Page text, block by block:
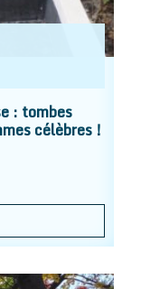
: tombes
célèbres !